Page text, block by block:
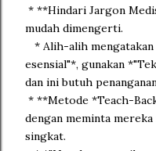
* **Hindari Jargon
mudah dimengerti.
* Alih-alih
esensial"*, gunakan
dan ini butuh
* **Metode *Teach-
dengan meminta
singkat.